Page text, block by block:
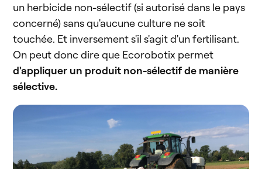
un herbicide non-sélectif (si autorisé dans le pays
concerné) sans qu'aucune culture ne soit
touchée. Et inversement s'il s'agit d'un fertilisant.
On peut donc dire que Ecorobotix permet
d'appliquer un produit non-sélectif de manière
sélective.